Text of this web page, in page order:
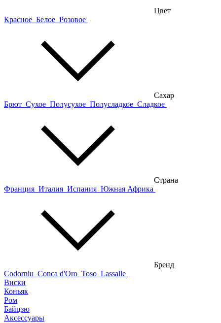
Цвет
Красное Белое Розовое
Сахар
Брют Сухое Полусухое Полусладкое Сладкое
Страна
Франция Италия Испания Южная Африка
Бренд
Codorniu Conca d'Oro Toso Lassalle
Виски
Коньяк
Ром
Байцзю
Аксессуары